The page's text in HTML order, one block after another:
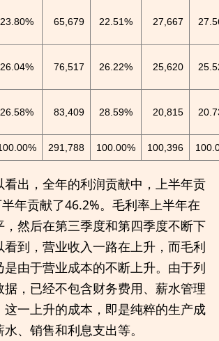
23.80% 65,679 22.51% 27,667
26.04% 76,517 26.22% 25,620
26.58% 83,409 28.59% 20,815
291,788 100.00% 100,396
看出，全年的利润贡献中，上半年贡
年贡献了46.2%。毛利率上半年在
，然后在第三季度和第四季度不断下
看到，营业收入一路在上升，而毛利
由于营业成本的不断上升。由于列
据，已经不包含财务费用、薪水管理
这一上升的成本，即是纯粹的生产成
、销售和利息支出等。